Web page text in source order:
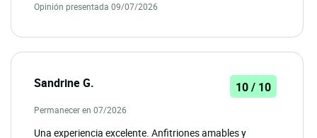
Opinión presentada 09/07/2026
Sandrine G. 10 / 10
Permanecer en 07/2026
Una experiencia excelente. Anfitriones amables y